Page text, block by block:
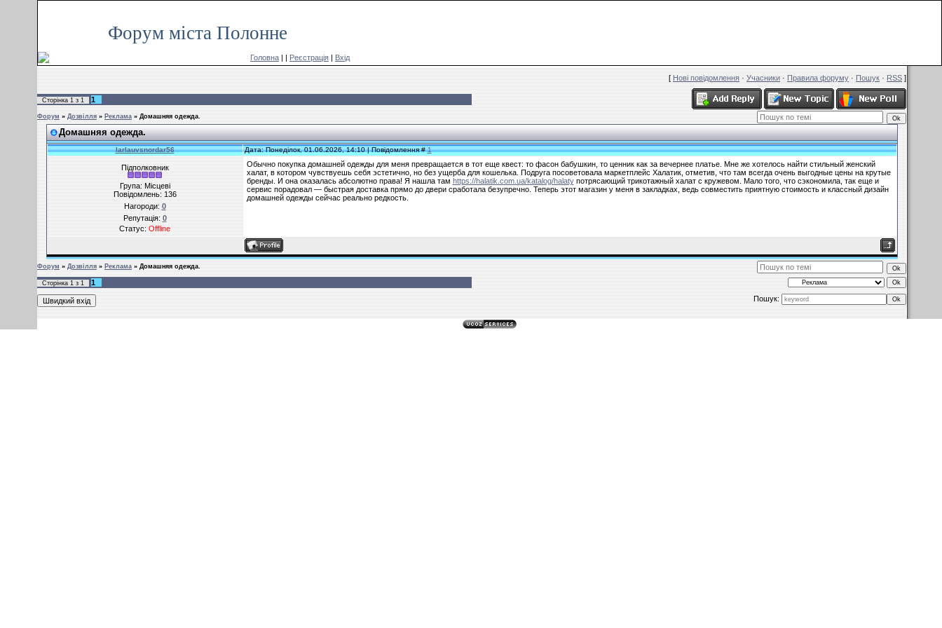
Форум міста Полонне
Головна | | Реєстрація | Вхід
[Нові повідомлення·Учасники·Правила форуму·Пошук·RSS]
Сторінка 1 з 1 1
Форум » Дозвілля » Реклама » Домашняя одежда.
Домашняя одежда.
larlauvsnordar56 Дата: Понеділок, 01.06.2026, 14:10 | Повідомлення #1
Підполковник
Група: Місцеві
Повідомлень:136
Нагороди:0
Репутація:0
Статус:Offline
Обычно покупка домашней одежды для меня превращается в тот еще квест: то фасон бабушкин, то ценник как за вечернее платье. Мне же хотелось найти стильный женский
халат, в котором чувствуешь себя эстетично, но без ущерба для кошелька. Подруга посоветовала маркетплейс Халатик, отметив, что там всегда очень выгодные цены на крутые
бренды. И она оказалась абсолютно права! Я нашла там https://halatik.com.ua/katalog/halatyпотрясающий трикотажный халат с кружевом. Мало того, что сэкономила, так еще и
сервис порадовал — быстрая доставка прямо до двери сработала безупречно. Теперь этот магазин у меня в закладках, ведь совместить приятную стоимость и классный дизайн
домашней одежды сейчас реально редкость.
Форум » Дозвілля » Реклама » Домашняя одежда.
Сторінка 1 з 1
1
Пошук: